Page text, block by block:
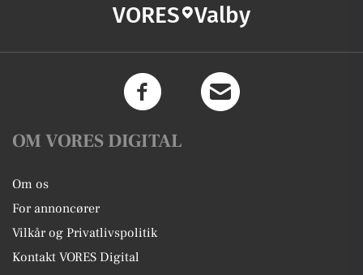
VORES Valby
OM VORES DIGITAL
Om os
For annoncører
Vilkår og Privatlivspolitik
Kontakt VORES Digital